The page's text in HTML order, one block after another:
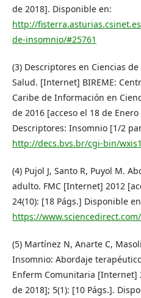
de 2018]. Disponible en:
http://
de-insomnio/#25761
(3) Descriptores en Ciencias
Salud. [Internet] BIREME:
Caribe de Información en
de 2016 [acceso el 18 de
Descriptores: Insomnio [1/2
http://decs.bvs.br/cgi-bin/
(4) Pujol J, Santo R, Puyol M.
adulto. FMC [Internet] 2012
24(10): [18 Págs.] Disponible
https://
(5) Martínez N, Anarte C,
Insomnio: Abordaje
Enferm Comunitaria [Internet]
de 2018]; 5(1): [10 Págs.].